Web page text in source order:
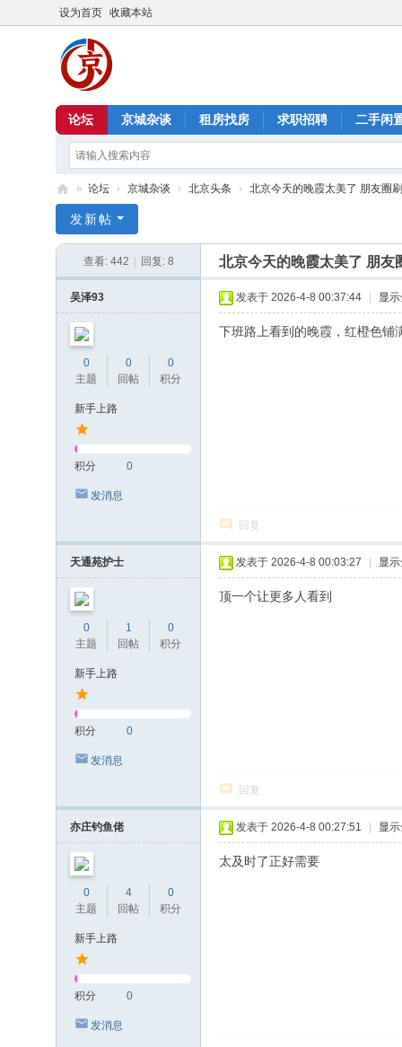
设为首页 收藏本站
论坛 京城杂谈 租房找房 求职招聘 二手闲
京
» 论坛 › 京城杂谈 › 北京头条 › 北京今天的晚霞太美了 朋友圈
发新帖
查看: 442 回复: 8 北京今天的晚霞太美了 朋友
吴泽93
0
主题
0
回帖
0
积分
新手上路
积分 0
发消息
发表于 2026-4-8 00:37:44 显
下班路上看到的晚霞，红橙色铺
回复
天通苑护士
0
主题
1
回帖
0
积分
新手上路
积分 0
发消息
发表于 2026-4-8 00:03:27 显
顶一个让更多人看到
回复
亦庄钓鱼佬
0
主题
4
回帖
0
积分
新手上路
积分 0
发消息
发表于 2026-4-8 00:27:51 显
太及时了正好需要